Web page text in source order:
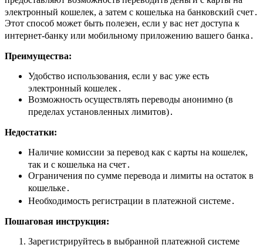
электронный кошелек, а затем с кошелька на банковский счет․
Этот способ может быть полезен, если у вас нет доступа к
интернет-банку или мобильному приложению вашего банка․
Преимущества:
Удобство использования, если у вас уже есть
электронный кошелек․
Возможность осуществлять переводы анонимно (в
пределах установленных лимитов)․
Недостатки:
Наличие комиссии за перевод как с карты на кошелек,
так и с кошелька на счет․
Ограничения по сумме перевода и лимиты на остаток в
кошельке․
Необходимость регистрации в платежной системе․
Пошаговая инструкция:
Зарегистрируйтесь в выбранной платежной системе